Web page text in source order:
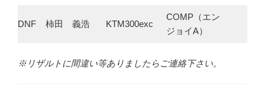
DNF 柿田 義浩 KTM300exc
COMP（エン
ジョイA）
※リザルトに間違い等ありましたらご連絡下さい。